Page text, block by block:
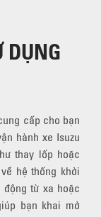
DỤNG
cấp cho bạn
hành xe Isuzu
thay lốp hoặc
hệ thống khởi
động từ xa hoặc
bạn khai mở